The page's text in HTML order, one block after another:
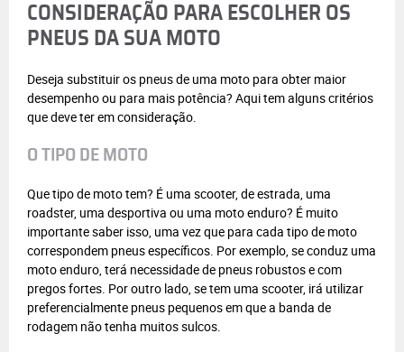
CONSIDERAÇÃO PARA ESCOLHER OS
PNEUS DA SUA MOTO
Deseja substituir os pneus de uma moto para obter maior
desempenho ou para mais potência? Aqui tem alguns critérios
que deve ter em consideração.
O TIPO DE MOTO
Que tipo de moto tem? É uma scooter, de estrada, uma
roadster, uma desportiva ou uma moto enduro? É muito
importante saber isso, uma vez que para cada tipo de moto
correspondem pneus específicos. Por exemplo, se conduz uma
moto enduro, terá necessidade de pneus robustos e com
pregos fortes. Por outro lado, se tem uma scooter, irá utilizar
preferencialmente pneus pequenos em que a banda de
rodagem não tenha muitos sulcos.